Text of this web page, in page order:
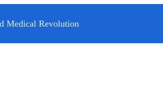
Medical Revolution